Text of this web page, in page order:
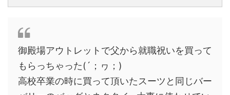
御殿場アウトレットで父から就職祝いを買って
もらっちゃった(´；ヮ；)
高校卒業の時に買って頂いたスーツと同じバー